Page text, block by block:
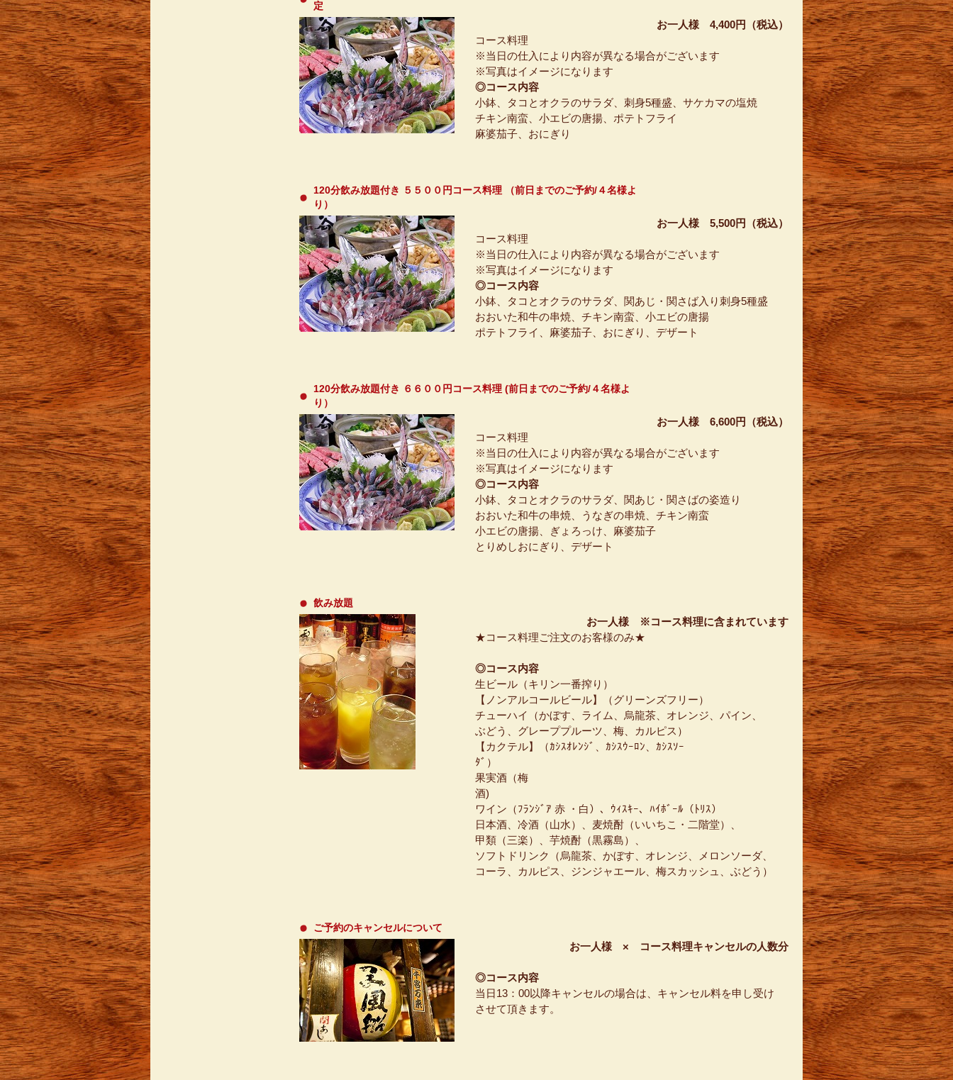
お一人様 4,400円（税込）
コース料理
※当日の仕入により内容が異なる場合がございます
※写真はイメージになります
◎コース内容
小鉢、タコとオクラのサラダ、刺身5種盛、サケカマの塩焼
チキン南蛮、小エビの唐揚、ポテトフライ
麻婆茄子、おにぎり
120分飲み放題付き ５５００円コース料理 （前日までのご予約/４名様よ
お一人様 5,500円（税込）
コース料理
※当日の仕入により内容が異なる場合がございます
※写真はイメージになります
◎コース内容
小鉢、タコとオクラのサラダ、関あじ・関さば入り刺身5種盛
おおいた和牛の串焼、チキン南蛮、小エビの唐揚
ポテトフライ、麻婆茄子、おにぎり、デザート
120分飲み放題付き ６６００円コース料理 (前日までのご予約/４名様よ
お一人様 6,600円（税込）
コース料理
※当日の仕入により内容が異なる場合がございます
※写真はイメージになります
◎コース内容
小鉢、タコとオクラのサラダ、関あじ・関さばの姿造り
おおいた和牛の串焼、うなぎの串焼、チキン南蛮
小エビの唐揚、ぎょろっけ、麻婆茄子
とりめしおにぎり、デザート
飲み放題
お一人様 ※コース料理に含まれています
★コース料理ご注文のお客様のみ★
◎コース内容
生ビール（キリン一番搾り）
【ノンアルコールビール】（グリーンズフリー）
チューハイ（かぼす、ライム、烏龍茶、オレンジ、パイン、
ぶどう、グレーププルーツ、梅、カルピス）
【カクテル】（ｶｼｽｵﾚﾝｼﾞ、ｶｼｽｳｰﾛﾝ、ｶｼｽｿｰ
ﾀﾞ
果実酒（梅
ワイン（ﾌﾗﾝｼﾞｱ 赤 ・白）、ｳｨｽｷｰ、ﾊｲﾎﾞｰﾙ（ﾄﾘｽ）
日本酒、冷酒（山水）、麦焼酎（いいちこ・二階堂）、
甲類（三楽）、芋焼酎（黒霧島）、
ソフトドリンク（烏龍茶、かぼす、オレンジ、メロンソーダ、
コーラ、カルピス、ジンジャエール、梅スカッシュ、ぶどう）
ご予約のキャンセルについて
お一人様 × コース料理キャンセルの人数分
◎コース内容
当日13：00以降キャンセルの場合は、キャンセル料を申し受け
させて頂きます。